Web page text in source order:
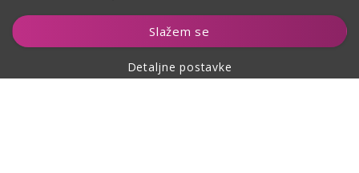
Slažem se
Detaljne postavke
Dodaj u košaricu